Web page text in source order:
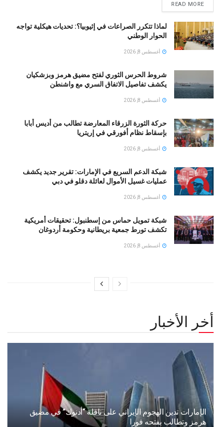
READ MORE
لماذا تتكرر الصراعات في إثيوبيا؟: تحديات هيكلية تواجه
الحوار الوطني
أغسطس 8, 2026
شروط الحرس الثوري لفتح مضيق هرمز وبزشكيان
يكشف تفاصيل الاتفاق السري مع واشنطن
أغسطس 8, 2026
حركة الثورة الزرقاء المعارضة تطالب من أديس أبابا
بإسقاط نظام أفورقي في إريتريا
أغسطس 8, 2026
شبكة الدعم السريع في الإمارات: تقرير جديد يكشف
عمليات غسيل الأموال لعائلة دقلو في دبي
أغسطس 8, 2026
شبكة تمويل حماس من إسطنبول: تحقيقات أمريكية
تكشف تورط جمعية بريطانية وحكومة أردوغان
أغسطس 8, 2026
أخر الأخبار
الإمارات تدين الهجوم الإيراني على ناقلة “أدنوك” في مضيق
هرمز وتطالب بفتحه فورا